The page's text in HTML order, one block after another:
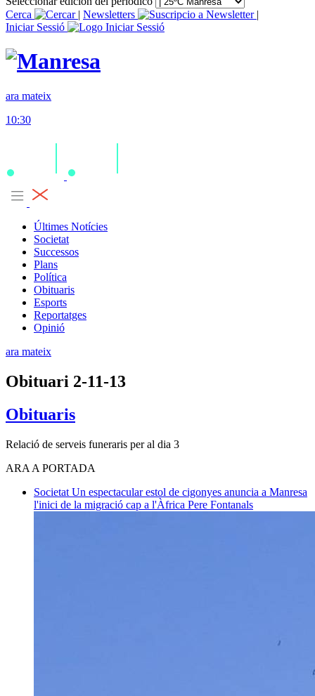
Cerca
| Newsletters
|
Iniciar Sessió
ara mateix
10:30
Últimes Notícies
Societat
Successos
Plans
Política
Obituaris
Esports
Reportatges
Opinió
ara mateix
Obituari 2-11-13
Obituaris
Relació de serveis funeraris per al dia 3
ARA A PORTADA
Societat Un espectacular estol de cigonyes anuncia a Manresa
l'inici de la migració cap a l'Àfrica Pere Fontanals